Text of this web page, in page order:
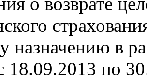
назначению в
18.09.2013 по